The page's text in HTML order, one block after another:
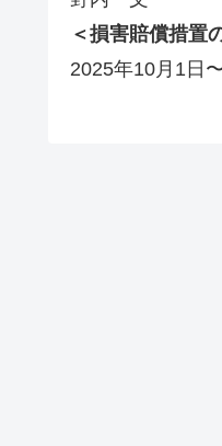
＜損害賠償措置
2025年10月1日